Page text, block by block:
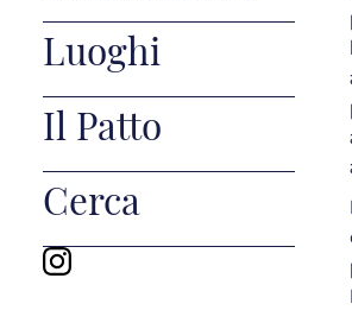
Luoghi
Il Patto
Cerca